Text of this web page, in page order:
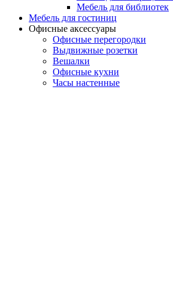
Мебель для библиотек
Мебель для гостиниц
Офисные аксессуары
Офисные перегородки
Выдвижные розетки
Вешалки
Офисные кухни
Часы настенные